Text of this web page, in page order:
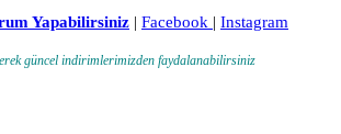
Yapabilirsiniz | Facebook | Instagram
güncel indirimlerimizden faydalanabilirsiniz